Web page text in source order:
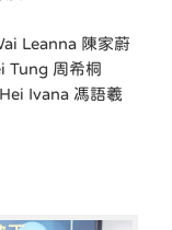
Leanna 陳家蔚
Tung 周希桐
Ivana 馮語羲